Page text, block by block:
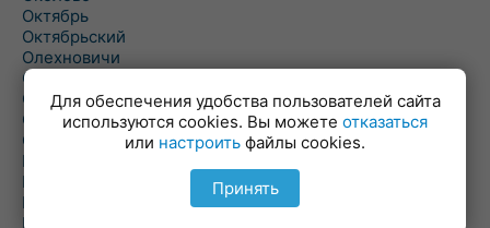
Октябрь
Октябрьский
Олехновичи
Омговичи
Оношки
Осовец
Острошицкий Городок
Пасека
Пастовичи
Першаи
Петришки
Для обеспечения удобства пользователей сайта
используются cookies. Вы можете отказаться
или настроить файлы cookies.
Принять